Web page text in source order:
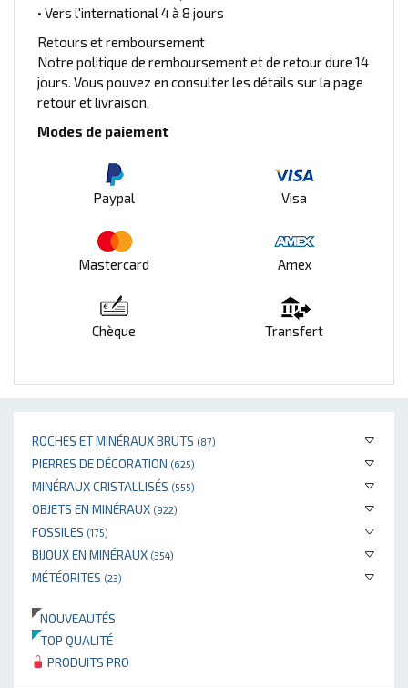
ROCHES ET MINÉRAUX BRUTS (87)
PIERRES DE DÉCORATION (625)
MINÉRAUX CRISTALLISÉS (555)
OBJETS EN MINÉRAUX (922)
FOSSILES (175)
BIJOUX EN MINÉRAUX (354)
MÉTÉORITES (23)
NOUVEAUTÉS
TOP QUALITÉ
PRODUITS PRO
• Vers l'international 4 à 8 jours
Retours et remboursement
Notre politique de remboursement et de retour dure 14
jours. Vous pouvez en consulter les détails sur la page
retour et livraison.
Modes de paiement
Paypal Visa
Mastercard Amex
Chèque Transfert